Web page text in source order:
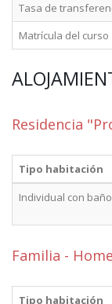
Tasa de
Matrícula del curso
Residencia
Tipo habitación
Individual con baño
Familia -
Tipo habitación